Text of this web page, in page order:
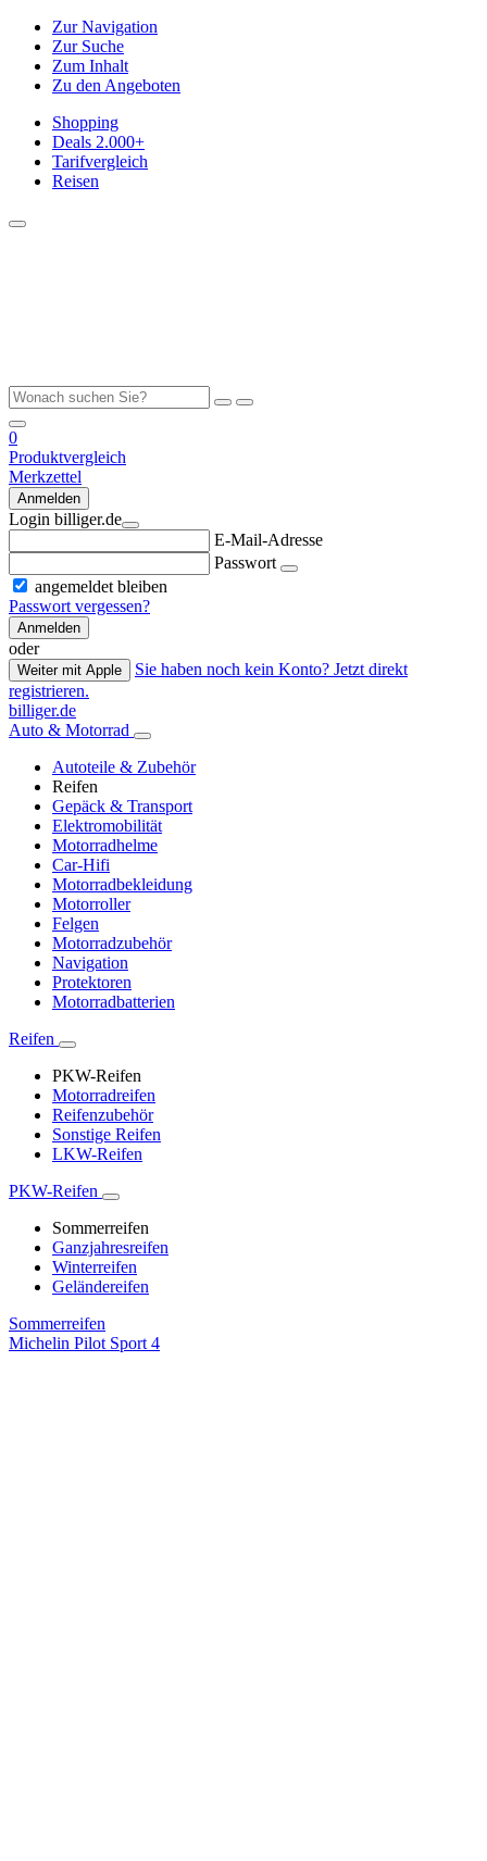
Zur Navigation
Zur Suche
Zum Inhalt
Zu den Angeboten
Shopping
Deals 2.000+
Tarifvergleich
Reisen
0
Produktvergleich
Merkzettel
Anmelden
Login billiger.de
E-Mail-Adresse
Passwort
angemeldet bleiben
Passwort vergessen?
Anmelden
oder
Weiter mit Apple
Sie haben noch kein Konto? Jetzt direkt
registrieren.
billiger.de
Auto & Motorrad
Autoteile & Zubehör
Reifen
Gepäck & Transport
Elektromobilität
Motorradhelme
Car-Hifi
Motorradbekleidung
Motorroller
Felgen
Motorradzubehör
Navigation
Protektoren
Motorradbatterien
Reifen
PKW-Reifen
Motorradreifen
Reifenzubehör
Sonstige Reifen
LKW-Reifen
PKW-Reifen
Sommerreifen
Ganzjahresreifen
Winterreifen
Geländereifen
Sommerreifen
Michelin Pilot Sport 4